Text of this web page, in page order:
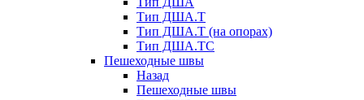
Тип ДША.Т
Тип ДША.Т (на опорах)
Тип ДША.ТС
Пешеходные швы
Назад
Пешеходные швы